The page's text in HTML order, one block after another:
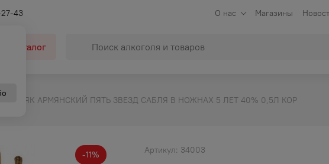
43 О нас Магазины
Каталог
КОНЬЯК АРМЯНСКИЙ ПЯТЬ ЗВЕЗД САБЛЯ В НОЖНАХ 5 ЛЕТ 40% 0,5Л КОР
-11% Артикул: 34003